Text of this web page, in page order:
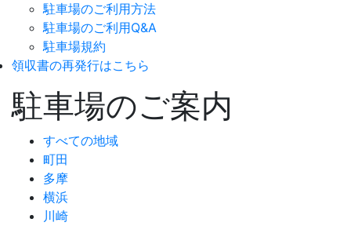
駐車場のご利用方法
駐車場のご利用Q&A
駐車場規約
領収書の再発行はこちら
駐車場のご案内
すべての地域
町田
多摩
横浜
川崎